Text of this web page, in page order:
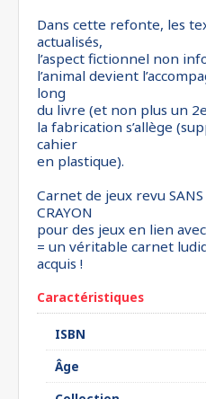
Dans cette refonte, les
actualisés,
l’aspect fictionnel non
l’animal devient
long
du livre (et non plus un
la fabrication s’allège
cahier
en plastique).
Carnet de jeux revu
CRAYON
pour des jeux en lien
= un véritable carnet
acquis !
Caractéristiques
ISBN
Âge